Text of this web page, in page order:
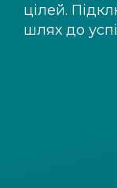
цілей.
шлях до